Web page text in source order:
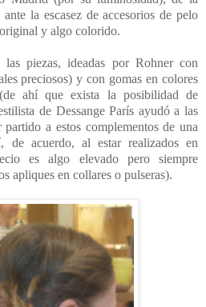
la escasez de accesorios de pelo
y algo colorido.
piezas, ideadas por Rohner con
preciosos) y con gomas en colores
ahí que exista la posibilidad de
de Dessange París ayudó a las
a estos complementos de una
de acuerdo, al estar realizados en
es algo elevado pero siempre
apliques en collares o pulseras).